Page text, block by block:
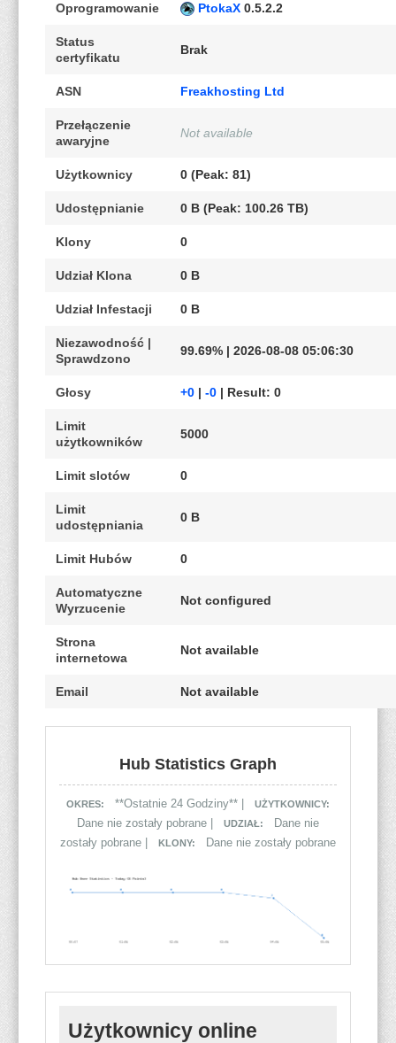
Oprogramowanie PtokaX 0.5.2.2
Status
certyfikatu
Brak
ASN Freakhosting Ltd
Przełączenie
awaryjne
Not available
Użytkownicy 0 (Peak: 81)
Udostępnianie 0 B (Peak: 100.26 TB)
Klony 0
Udział Klona 0 B
Udział Infestacji 0 B
Niezawodność |
Sprawdzono
99.69% | 2026-08-08 05:06:30
Głosy +0 | -0 | Result: 0
Limit
użytkowników
5000
Limit slotów 0
Limit
udostępniania
0 B
Limit Hubów 0
Automatyczne
Wyrzucenie
Not configured
Strona
internetowa
Not available
Email Not available
Hub Statistics Graph
OKRES: **Ostatnie 24 Godziny** | UŻYTKOWNICY:
Dane nie zostały pobrane | UDZIAŁ:
Dane nie
zostały pobrane |
KLONY: Dane nie zostały pobrane
Użytkownicy online